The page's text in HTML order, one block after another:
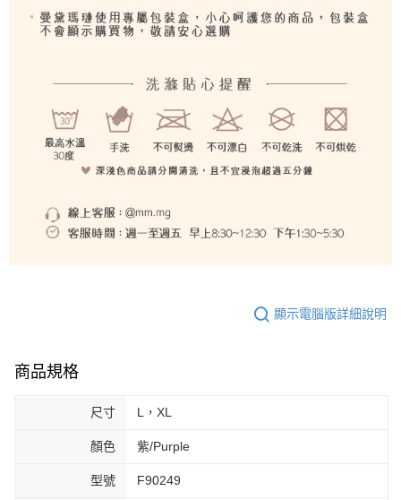
顯示電腦版詳細說明
商品規格
尺寸 L，XL
顏色 紫/Purple
型號 F90249